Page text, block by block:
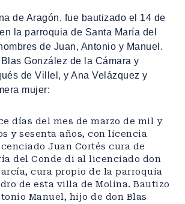
de Aragón, fue bautizado el 14 de
la parroquia de Santa María del
de Juan, Antonio y Manuel.
González de la Cámara y
de Villel, y Ana Velázquez y
mujer:
días del mes de marzo de mil y
y sesenta años, con licencia
Juan Cortés cura de
del Conde di al licenciado don
cura propio de la parroquia
de esta villa de Molina. Bautizo
Manuel, hijo de don Blas